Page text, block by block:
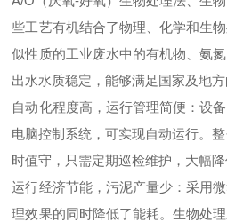
些工艺有机结合了物理、化学和生
似性质的工业废水中的有机物、氨
出水水质稳定，能够满足国家及地方
自动化程度高，运行管理简便：设
电脑控制系统，可实现自动运行。
时值守，只需定期巡检维护，大幅降
运行经济节能，污泥产量少：采用
理效果的同时降低了能耗。生物处